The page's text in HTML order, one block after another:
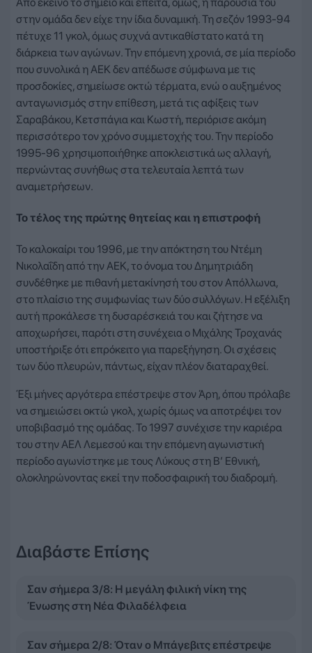
Από εκείνο το σημείο και έπειτα, όμως, η παρουσία του
στην ομάδα δεν είχε την ίδια δυναμική. Τη σεζόν 1993-94
πέτυχε 11 γκολ, όμως συχνά αντικαθίστατο κατά τη
διάρκεια των αγώνων. Την επόμενη χρονιά, σε μία περίοδο
που συνολικά η ΑΕΚ δεν απέδωσε σύμφωνα με τις
προσδοκίες, σημείωσε οκτώ τέρματα, ενώ ο αυξημένος
ανταγωνισμός στην επίθεση, μετά τις αφίξεις των
Σαραβάκου, Κετσπάγια και Κωστή, περιόρισε ακόμη
περισσότερο τον χρόνο συμμετοχής του. Την περίοδο
1995-96 χρησιμοποιήθηκε αποκλειστικά ως αλλαγή,
περνώντας συνήθως στα τελευταία λεπτά των
αναμετρήσεων.
Το τέλος της πρώτης θητείας και η επιστροφή
Το καλοκαίρι του 1996, με την απόκτηση του Ντέμη
Νικολαΐδη από την ΑΕΚ, το όνομα του Δημητριάδη
συνδέθηκε με πιθανή μετακίνησή του στον Απόλλωνα,
στο πλαίσιο της συμφωνίας των δύο συλλόγων. Η εξέλιξη
αυτή προκάλεσε τη δυσαρέσκειά του και ζήτησε να
αποχωρήσει, παρότι στη συνέχεια ο Μιχάλης Τροχανάς
υποστήριξε ότι επρόκειτο για παρεξήγηση. Οι σχέσεις
των δύο πλευρών, πάντως, είχαν πλέον διαταραχθεί.
Έξι μήνες αργότερα επέστρεψε στον Άρη, όπου πρόλαβε
να σημειώσει οκτώ γκολ, χωρίς όμως να αποτρέψει τον
υποβιβασμό της ομάδας. Το 1997 συνέχισε την καριέρα
του στην ΑΕΛ Λεμεσού και την επόμενη αγωνιστική
περίοδο αγωνίστηκε με τους Λύκους στη Β’ Εθνική,
ολοκληρώνοντας εκεί την ποδοσφαιρική του διαδρομή.
Διαβάστε Επίσης
Σαν σήμερα 3/8: Η μεγάλη φιλική νίκη της
Ένωσης στη Νέα Φιλαδέλφεια
Σαν σήμερα 2/8: Όταν ο Μπάγεβιτς επέστρεψε